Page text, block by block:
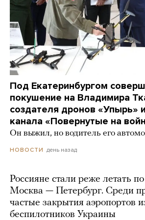
Под Екатеринбургом
покушение на Владимира
создателя дронов «Упырь»
канала «Повернутые на
Он выжил, но водитель его
НОВОСТИ день назад
Россияне стали реже летать
Москва — Петербург. Среди
частые закрытия аэропортов
беспилотников Украины